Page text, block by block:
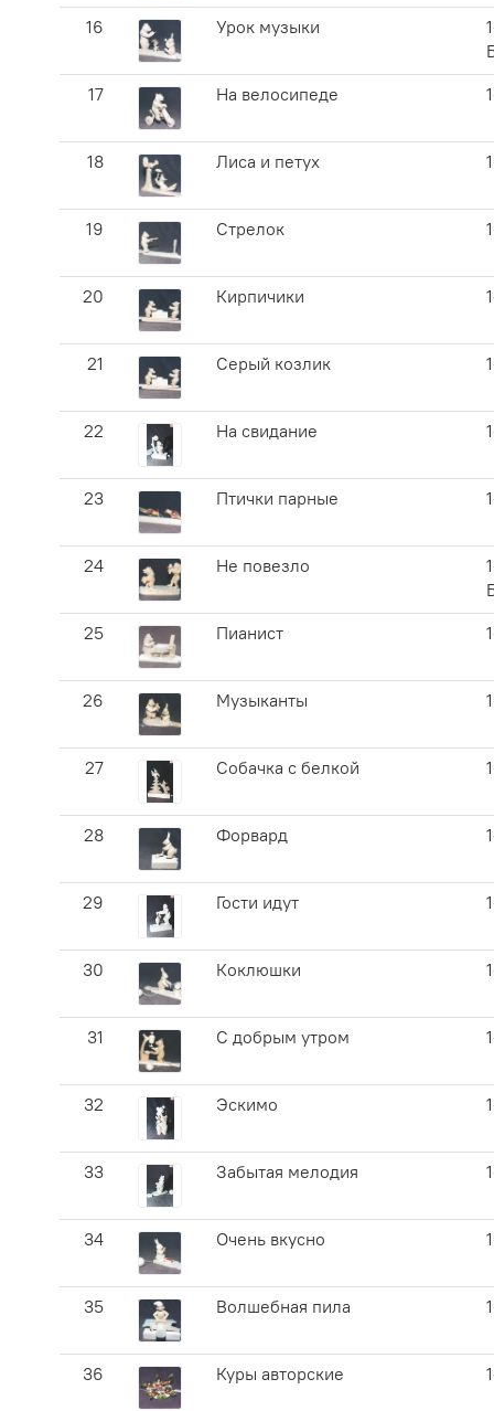
16 Урок музыки
17
На велосипеде
18 Лиса и петух
19 Стрелок
20 Кирпичики
21 Серый козлик
22 На свидание
23 Птички парные
24 Не повезло
25
Пианист
26 Музыканты
27 Собачка с белкой
28 Форвард
29 Гости идут
30 Коклюшки
31 С добрым утром
32 Эскимо
33 Забытая мелодия
34 Очень вкусно
35 Волшебная пила
36 Куры авторские